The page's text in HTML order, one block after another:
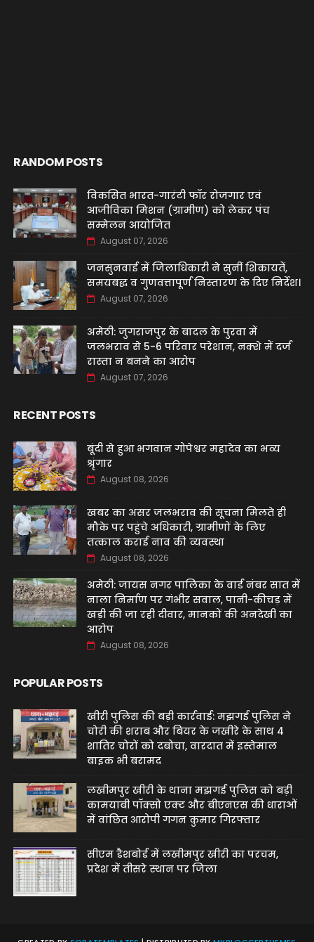
RANDOM POSTS
विकसित भारत-गारंटी फॉर रोजगार एवं
आजीविका मिशन (ग्रामीण) को लेकर पंच
सम्मेलन आयोजित
August 07, 2026
जनसुनवाई में जिलाधिकारी ने सुनीं शिकायतें,
समयबद्ध व गुणवत्तापूर्ण निस्तारण के दिए निर्देश।
August 07, 2026
अमेठी: जुगराजपुर के बादल के पुरवा में
जलभराव से 5-6 परिवार परेशान, नक्शे में दर्ज
रास्ता न बनने का आरोप
August 07, 2026
RECENT POSTS
बूंदी से हुआ भगवान गोपेश्वर महादेव का भव्य
श्रृंगार
August 08, 2026
खबर का असर जलभराव की सूचना मिलते ही
मौके पर पहुंचे अधिकारी, ग्रामीणों के लिए
तत्काल कराई नाव की व्यवस्था
August 08, 2026
अमेठी: जायस नगर पालिका के वार्ड नंबर सात में
नाला निर्माण पर गंभीर सवाल, पानी-कीचड़ में
खड़ी की जा रही दीवार, मानकों की अनदेखी का
आरोप
August 08, 2026
POPULAR POSTS
खीरी पुलिस की बड़ी कार्रवाई: मझगई पुलिस ने
चोरी की शराब और बियर के जखीरे के साथ 4
शातिर चोरों को दबोचा, वारदात में इस्तेमाल
बाइक भी बरामद
लखीमपुर खीरी के थाना मझगई पुलिस को बड़ी
कामयाबी पॉक्सो एक्ट और बीएनएस की धाराओं
में वांछित आरोपी गगन कुमार गिरफ्तार
सीएम डैशबोर्ड में लखीमपुर खीरी का परचम,
प्रदेश में तीसरे स्थान पर जिला